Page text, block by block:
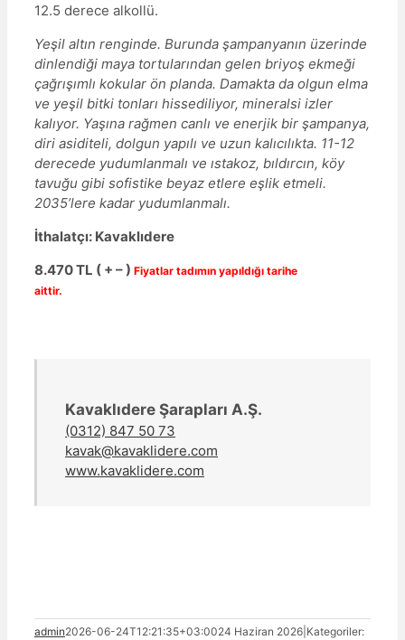
12.5 derece alkollü.
Yeşil altın renginde. Burunda şampanyanın üzerinde
dinlendiği maya tortularından gelen briyoş ekmeği
çağrışımlı kokular ön planda. Damakta da olgun elma
ve yeşil bitki tonları hissediliyor, mineralsi izler
kalıyor. Yaşına rağmen canlı ve enerjik bir şampanya,
diri asiditeli, dolgun yapılı ve uzun kalıcılıkta. 11-12
derecede yudumlanmalı ve ıstakoz, bıldırcın, köy
tavuğu gibi sofistike beyaz etlere eşlik etmeli.
2035’lere kadar yudumlanmalı.
İthalatçı: Kavaklıdere
8.470 TL ( + – ) Fiyatlar tadımın yapıldığı tarihe
aittir.
Kavaklıdere Şarapları A.Ş.
(0312) 847 50 73
kavak@kavaklidere.com
www.kavaklidere.com
admin2026-06-24T12:21:35+03:0024 Haziran 2026 Kategoriler: